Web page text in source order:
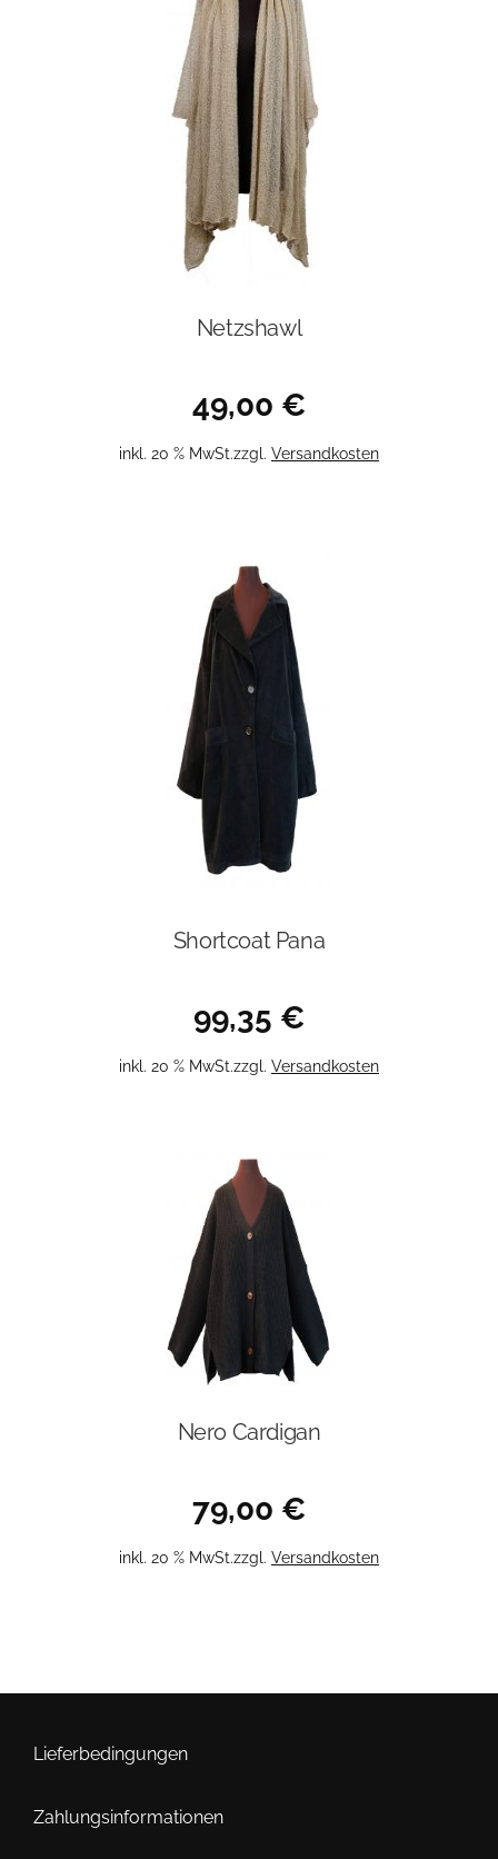
Netzshawl
49,00 €
inkl. 20 % MwSt.zzgl. Versandkosten
Shortcoat Pana
99,35 €
inkl. 20 % MwSt.zzgl. Versandkosten
Nero Cardigan
79,00 €
inkl. 20 % MwSt.zzgl. Versandkosten
Lieferbedingungen
Zahlungsinformationen